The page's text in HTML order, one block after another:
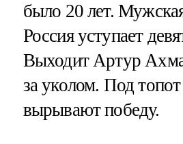
было 20 лет.
Россия уступает
Выходит Артур
за уколом. Под
вырывают победу.